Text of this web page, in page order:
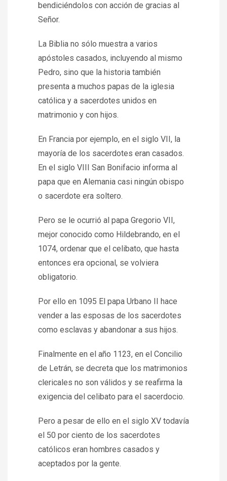
bendiciéndolos con acción de gracias al
Señor.
La Biblia no sólo muestra a varios
apóstoles casados, incluyendo al mismo
Pedro, sino que la historia también
presenta a muchos papas de la iglesia
católica y a sacerdotes unidos en
matrimonio y con hijos.
En Francia por ejemplo, en el siglo VII, la
mayoría de los sacerdotes eran casados.
En el siglo VIII San Bonifacio informa al
papa que en Alemania casi ningún obispo
o sacerdote era soltero.
Pero se le ocurrió al papa Gregorio VII,
mejor conocido como Hildebrando, en el
1074, ordenar que el celibato, que hasta
entonces era opcional, se volviera
obligatorio.
Por ello en 1095 El papa Urbano II hace
vender a las esposas de los sacerdotes
como esclavas y abandonar a sus hijos.
Finalmente en el año 1123, en el Concilio
de Letrán, se decreta que los matrimonios
clericales no son válidos y se reafirma la
exigencia del celibato para el sacerdocio.
Pero a pesar de ello en el siglo XV todavía
el 50 por ciento de los sacerdotes
católicos eran hombres casados y
aceptados por la gente.